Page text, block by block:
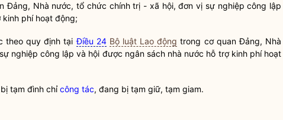
Đảng, Nhà nước, tổ chức chính trị - xã hội, đơn vị sự nghiệp công lập
kinh phí hoạt động;
theo quy định tạiĐiều 24 Bộ luật Lao động trong cơ quan Đảng, Nhà
nghiệp công lập và hội được ngân sách nhà nước hỗ trợ kinh phí hoạt
tạm đình chỉcông tác, đang bị tạm giữ, tạm giam.